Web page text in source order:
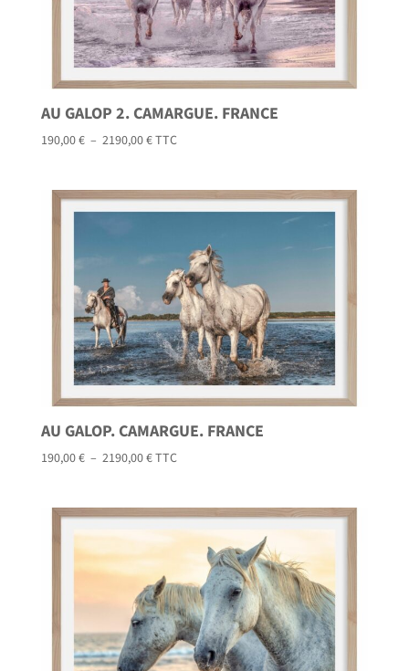
AU GALOP 2. CAMARGUE. FRANCE
190,00€ – 2190,00€Plage
190,00 €
2190,00 €
TTC
AU GALOP. CAMARGUE. FRANCE
190,00€ – 2190,00€Plage
190,00 €
à
2190,00 €
TTC